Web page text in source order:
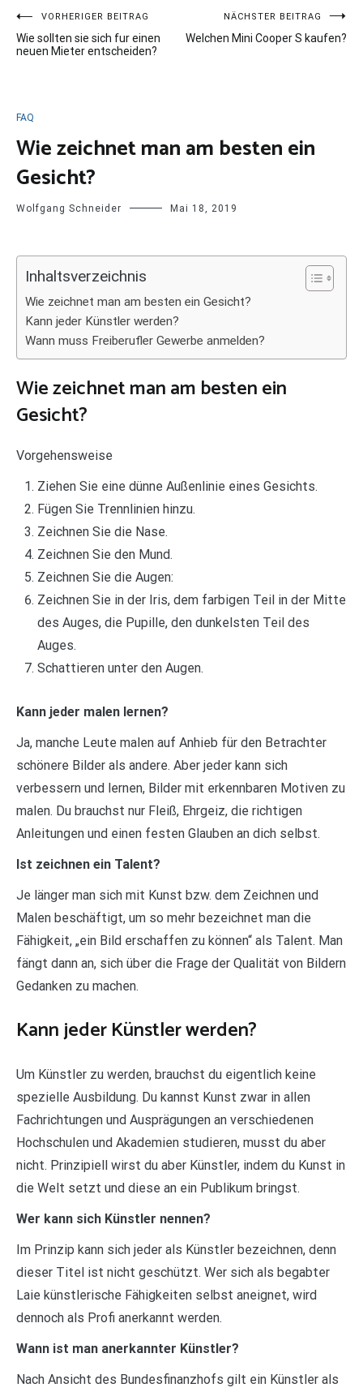
Beitragsnavigation
VORHERIGER BEITRAG
Wie sollten sie sich fur einen
neuen Mieter entscheiden?
NÄCHSTER BEITRAG
Welchen Mini Cooper S kaufen?
FAQ
Wie zeichnet man am besten ein
Gesicht?
Wolfgang Schneider Mai 18, 2019
Inhaltsverzeichnis
Wie zeichnet man am besten ein Gesicht?
Kann jeder Künstler werden?
Wann muss Freiberufler Gewerbe anmelden?
Wie zeichnet man am besten ein
Gesicht?
Vorgehensweise
Ziehen Sie eine dünne Außenlinie eines Gesichts.
Fügen Sie Trennlinien hinzu.
Zeichnen Sie die Nase.
Zeichnen Sie den Mund.
Zeichnen Sie die Augen:
Zeichnen Sie in der Iris, dem farbigen Teil in der Mitte
des Auges, die Pupille, den dunkelsten Teil des
Auges.
Schattieren unter den Augen.
Kann jeder malen lernen?
Ja, manche Leute malen auf Anhieb für den Betrachter
schönere Bilder als andere. Aber jeder kann sich
verbessern und lernen, Bilder mit erkennbaren Motiven zu
malen. Du brauchst nur Fleiß, Ehrgeiz, die richtigen
Anleitungen und einen festen Glauben an dich selbst.
Ist zeichnen ein Talent?
Je länger man sich mit Kunst bzw. dem Zeichnen und
Malen beschäftigt, um so mehr bezeichnet man die
Fähigkeit, „ein Bild erschaffen zu können“ als Talent. Man
fängt dann an, sich über die Frage der Qualität von Bildern
Gedanken zu machen.
Kann jeder Künstler werden?
Um Künstler zu werden, brauchst du eigentlich keine
spezielle Ausbildung. Du kannst Kunst zwar in allen
Fachrichtungen und Ausprägungen an verschiedenen
Hochschulen und Akademien studieren, musst du aber
nicht. Prinzipiell wirst du aber Künstler, indem du Kunst in
die Welt setzt und diese an ein Publikum bringst.
Wer kann sich Künstler nennen?
Im Prinzip kann sich jeder als Künstler bezeichnen, denn
dieser Titel ist nicht geschützt. Wer sich als begabter
Laie künstlerische Fähigkeiten selbst aneignet, wird
dennoch als Profi anerkannt werden.
Wann ist man anerkannter Künstler?
Nach Ansicht des Bundesfinanzhofs gilt ein Künstler als